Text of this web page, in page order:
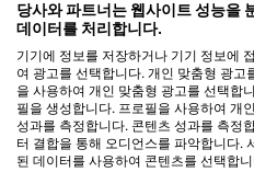
가까운 다이빙 사이트
당사와 파트너는 웹사이트 성능을
데이터를 처리합니다.
기기에 정보를 저장하거나 기기 정보에
여 광고를 선택합니다. 개인 맞춤형 광고
을 사용하여 개인 맞춤형 광고를 선택합
필을 생성합니다. 프로필을 사용하여 개
성과를 측정합니다. 콘텐츠 성과를 측정
터 결합을 통해 오디언스를 파악합니다.
된 데이터를 사용하여 콘텐츠를 선택합